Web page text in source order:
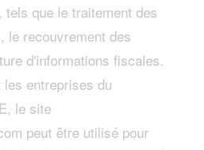
que le traitement des
le recouvrement des
d'informations fiscales.
entreprises du
le site
peut être utilisé pour